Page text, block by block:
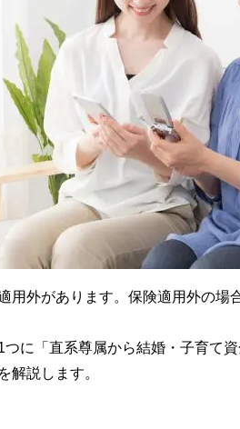
用外があります。保険適用外の場
に「直系尊属から結婚・子育て
解説します。